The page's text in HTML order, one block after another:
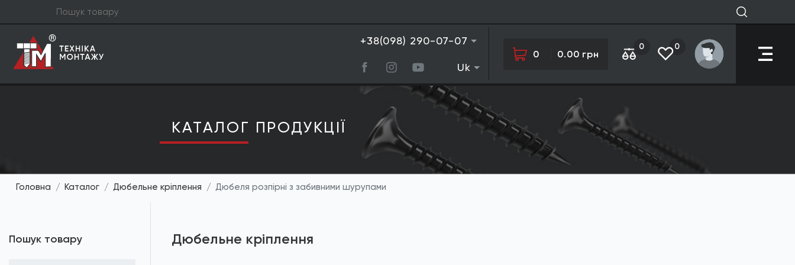
+38(098) 290-07-07
Uk
0 0.00 грн
0 0
КАТАЛОГ ПРОДУКЦIЇ
Головна Каталог Дюбельне кріплення Дюбеля розпірні з забивними шурупами
Пошук товару Дюбельне кріплення